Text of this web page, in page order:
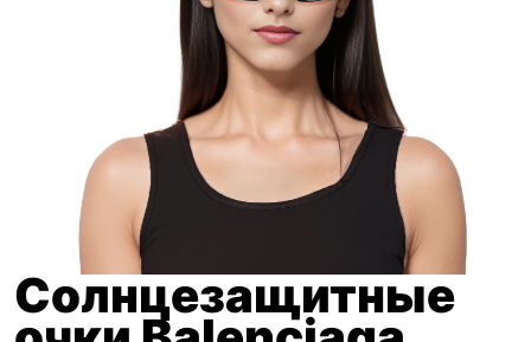
Солнцезащитные